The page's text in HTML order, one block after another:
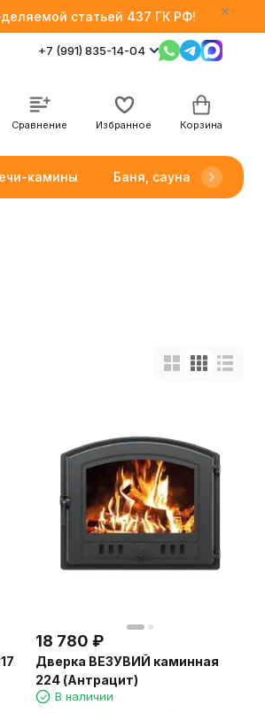
статьей 437 ГК РФ!
+7 (991) 835-14-04
Сравнение Избранное Корзина
камины Баня, сауна
18 780 ₽
Дверка ВЕЗУВИЙ каминная
224 (Антрацит)
В наличии